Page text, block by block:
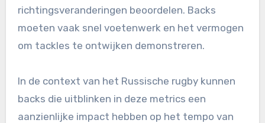
richtingsveranderingen beoordelen. Backs
moeten vaak snel voetenwerk en het vermogen
om tackles te ontwijken demonstreren.
In de context van het Russische rugby kunnen
backs die uitblinken in deze metrics een
aanzienlijke impact hebben op het tempo van